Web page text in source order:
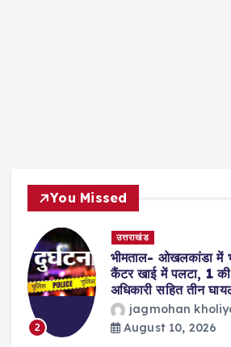
You Missed
उत्तराखंड
भीमताल- ओखलकांडा में
कैंटर खाई में पलटा, 1 की
अधिकारी सहित तीन घायल
jagmohan kholiya
August 10, 2026